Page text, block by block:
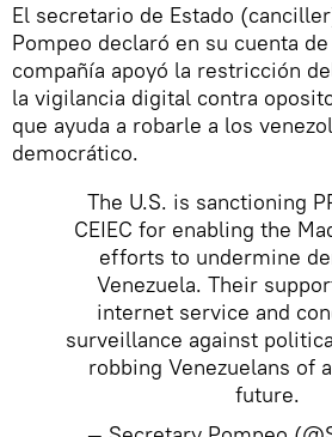
El secretario de Estado
Pompeo declaró en su cuenta
compañía apoyó la restricción
la vigilancia digital contra
que ayuda a robarle a los
democrático.
The U.S. is sanctioning
CEIEC for enabling the
efforts to undermine
Venezuela. Their
internet service and
surveillance against
robbing Venezuelans of
future.